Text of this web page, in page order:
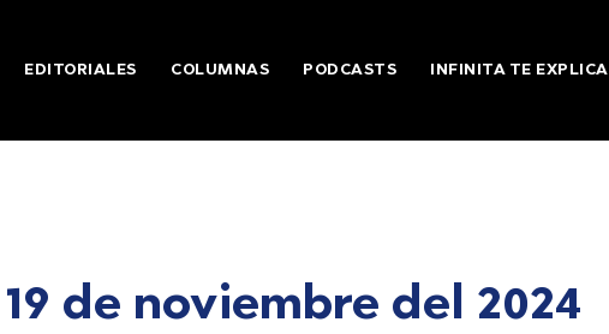
EDITORIALES COLUMNAS PODCASTS INFINITA TE EXPLICA
de noviembre del 2024